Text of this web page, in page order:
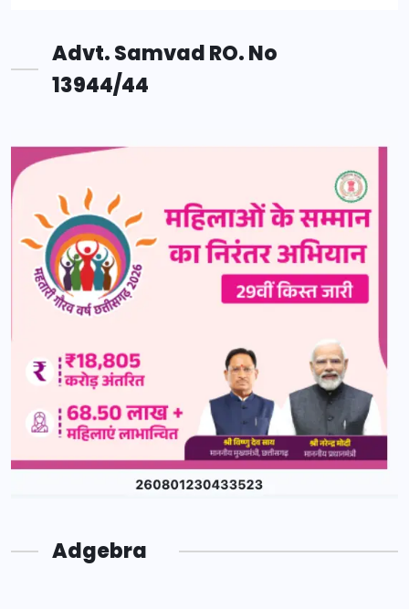
Advt. Samvad RO. No
13944/44
Adgebra